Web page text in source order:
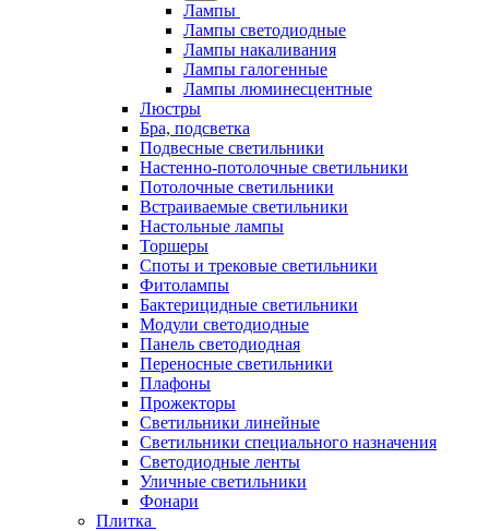
Лампы
Лампы светодиодные
Лампы накаливания
Лампы галогенные
Лампы люминесцентные
Люстры
Бра, подсветка
Подвесные светильники
Настенно-потолочные светильники
Потолочные светильники
Встраиваемые светильники
Настольные лампы
Торшеры
Споты и трековые светильники
Фитолампы
Бактерицидные светильники
Модули светодиодные
Панель светодиодная
Переносные светильники
Плафоны
Прожекторы
Светильники линейные
Светильники специального назначения
Светодиодные ленты
Уличные светильники
Фонари
Плитка